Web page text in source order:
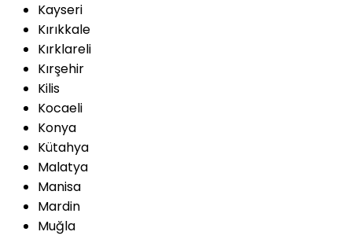
Kayseri
Kırıkkale
Kırklareli
Kırşehir
Kilis
Kocaeli
Konya
Kütahya
Malatya
Manisa
Mardin
Muğla